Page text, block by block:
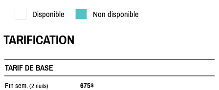
Disponible Non disponible
TARIFICATION
TARIF DE BASE
Fin sem. (2 nuits)
675$